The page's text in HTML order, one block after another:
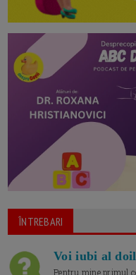
ÎNTREBARI
Voi iubi al
Pentru mine primul